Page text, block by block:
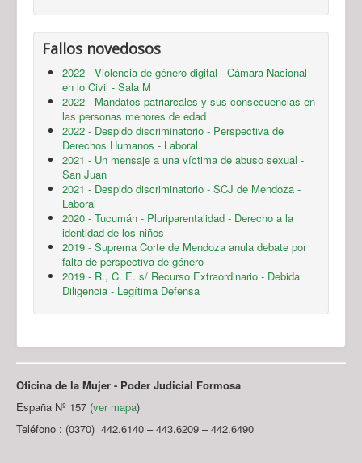
Fallos novedosos
2022 - Violencia de género digital - Cámara Nacional
en lo Civil - Sala M
2022 - Mandatos patriarcales y sus consecuencias en
las personas menores de edad
2022 - Despido discriminatorio - Perspectiva de
Derechos Humanos - Laboral
2021 - Un mensaje a una víctima de abuso sexual -
San Juan
2021 - Despido discriminatorio - SCJ de Mendoza -
Laboral
2020 - Tucumán - Pluriparentalidad - Derecho a la
identidad de los niños
2019 - Suprema Corte de Mendoza anula debate por
falta de perspectiva de género
2019 - R., C. E. s/ Recurso Extraordinario - Debida
Diligencia - Legítima Defensa
Oficina de la Mujer - Poder Judicial Formosa
España Nº 157 (ver mapa)
Teléfono : (0370) 442.6140 – 443.6209 – 442.6490